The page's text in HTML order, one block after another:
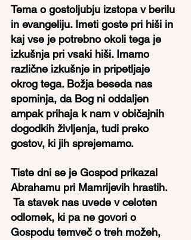
Tema o gostoljubju izstopa v berilu
in evangeliju. Imeti goste pri hiši in
kaj vse je potrebno okoli tega je
izkušnja pri vsaki hiši. Imamo
različne izkušnje in pripetljaje
okrog tega. Božja beseda nas
spominja, da Bog ni oddaljen
ampak prihaja k nam v običajnih
dogodkih življenja, tudi preko
gostov, ki jih sprejemamo.
Tiste dni se je Gospod prikazal
Abrahamu pri Mamrijevih hrastih.
Ta stavek nas uvede v celoten
odlomek, ki pa ne govori o
Gospodu temveč o treh možeh,